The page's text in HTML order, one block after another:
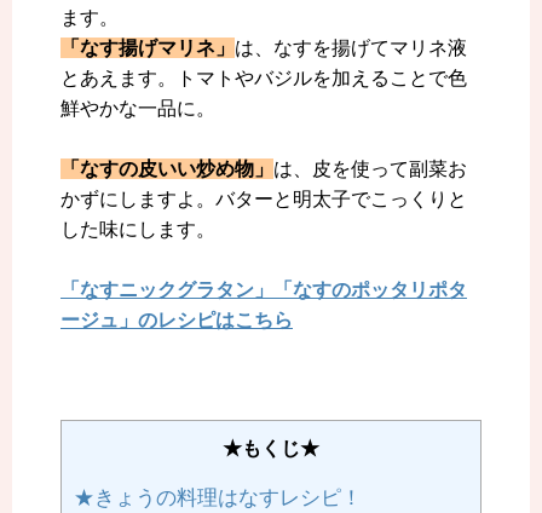
ます。
「なす揚げマリネ」 は、なすを揚げてマリネ液
とあえます。トマトやバジルを加えることで色
鮮やかな一品に。
「なすの皮いい炒め物」 は、皮を使って副菜お
かずにしますよ。バターと明太子でこっくりと
した味にします。
「なすニックグラタン」「なすのポッタリポタ
ージュ」のレシピはこちら
★もくじ★
★きょうの料理はなすレシピ！